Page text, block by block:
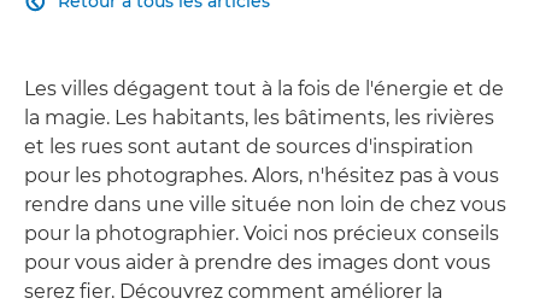
Les villes dégagent tout à la fois de l'énergie et de
la magie. Les habitants, les bâtiments, les rivières
et les rues sont autant de sources d'inspiration
pour les photographes. Alors, n'hésitez pas à vous
rendre dans une ville située non loin de chez vous
pour la photographier. Voici nos précieux conseils
pour vous aider à prendre des images dont vous
serez fier. Découvrez comment améliorer la